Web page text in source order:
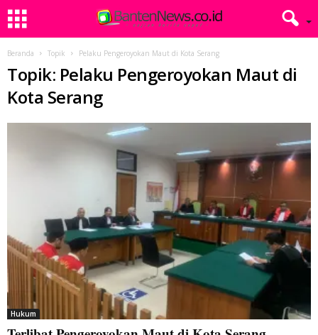
Beranda Topik Pelaku Pengeroyokan Maut di Kota Serang
Topik: Pelaku Pengeroyokan Maut di
Kota Serang
Hukum